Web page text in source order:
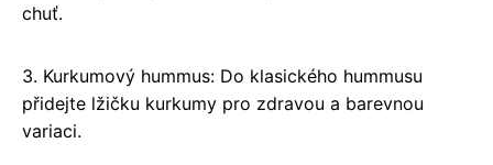
chuť.
3. Kurkumový hummus: Do klasického hummusu
přidejte lžičku kurkumy pro zdravou a barevnou
variaci.